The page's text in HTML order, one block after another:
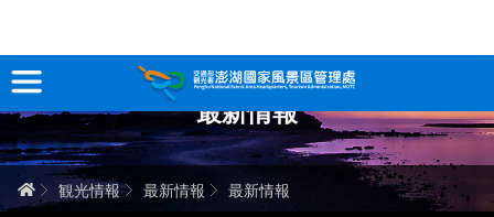
跳
到
主
要
內
容
観光情報
澎湖を深く知る
最新情報
ホーム
観光情報 最新情報 最新情報